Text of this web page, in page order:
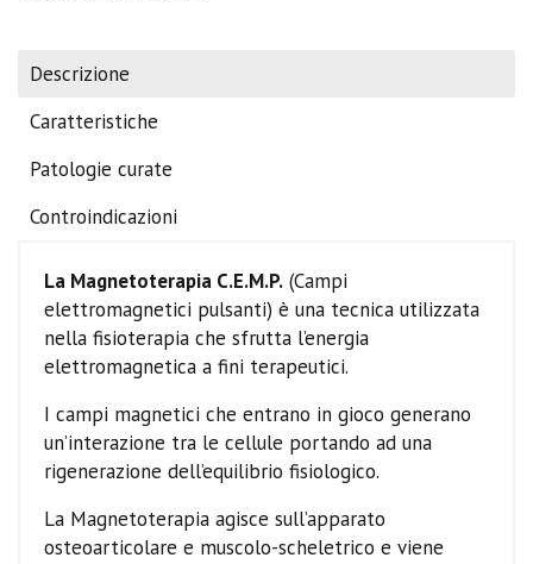
Descrizione
Caratteristiche
Patologie curate
Controindicazioni
La Magnetoterapia C.E.M.P. (Campi
elettromagnetici pulsanti) è una tecnica utilizzata
nella fisioterapia che sfrutta l’energia
elettromagnetica a fini terapeutici.
I campi magnetici che entrano in gioco generano
un’interazione tra le cellule portando ad una
rigenerazione dell’equilibrio fisiologico.
La Magnetoterapia agisce sull’apparato
osteoarticolare e muscolo-scheletrico e viene